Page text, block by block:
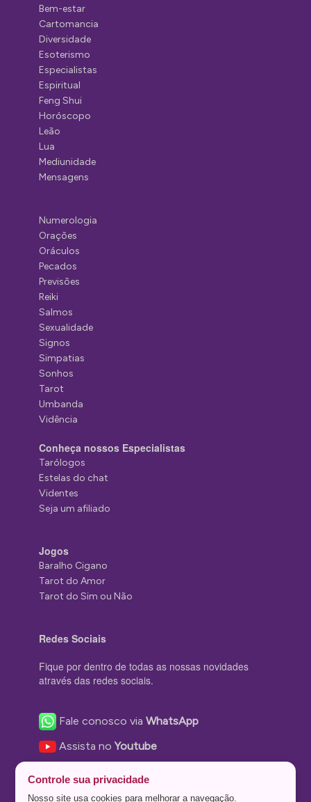
Bem-estar
Cartomancia
Diversidade
Esoterismo
Especialistas
Espiritual
Feng Shui
Horóscopo
Leão
Lua
Mediunidade
Mensagens
Numerologia
Orações
Oráculos
Pecados
Previsões
Reiki
Salmos
Sexualidade
Signos
Simpatias
Sonhos
Tarot
Umbanda
Vidência
Conheça nossos Especialistas
Tarólogos
Estelas do chat
Videntes
Seja um afiliado
Jogos
Baralho Cigano
Tarot do Amor
Tarot do Sim ou Não
Redes Sociais
Fique por dentro de todas as nossas novidades
através das redes sociais.
Fale conosco viaWhatsApp
Assista noYoutube
Nos siga no Instagram
Controle sua privacidade
Nosso site usa cookies para melhorar a navegação.